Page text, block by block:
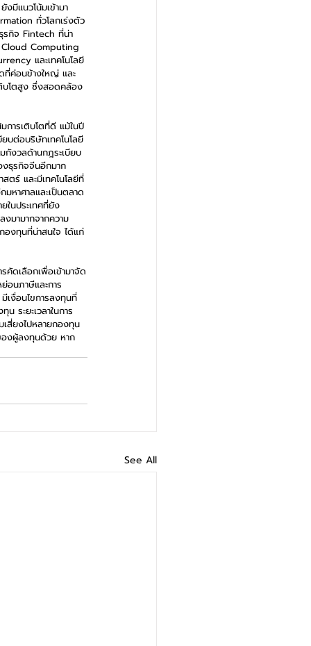
มีแนวโน้มเข้ามา
ทั่วโลกเร่งตัว
รกิจ Fintech ที่น่า
Cloud Computing
และเทคโนโลยี
ที่ค่อนข้างใหญ่ และ
บโตสูง ซึ่งสอดคล้อง
การเติบโตที่ดี แม้ในปี
บต่อบริษัทเทคโนโลยี
กังวลด้านกฎระเบียบ
งธุรกิจจีนอีกมาก
ตร์ และมีเทคโนโลยีที่
หาศาลและเป็นตลาด
ในประเทศที่ยัง
มามากจากความ
องทุนที่น่าสนใจ ได้แก่
คัดเลือกเพื่อเข้ามาจัด
อนภาษีและการ
เงื่อนไขการลงทุนที่
ระยะเวลาในการ
เสี่ยงไปหลายกองทุน
องผู้ลงทุนด้วย หาก
See All